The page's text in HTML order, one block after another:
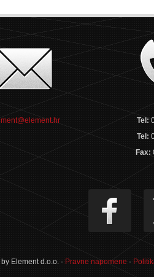
Tel:
Tel:
Fax:
Element d.o.o. · Pravne napomene ·